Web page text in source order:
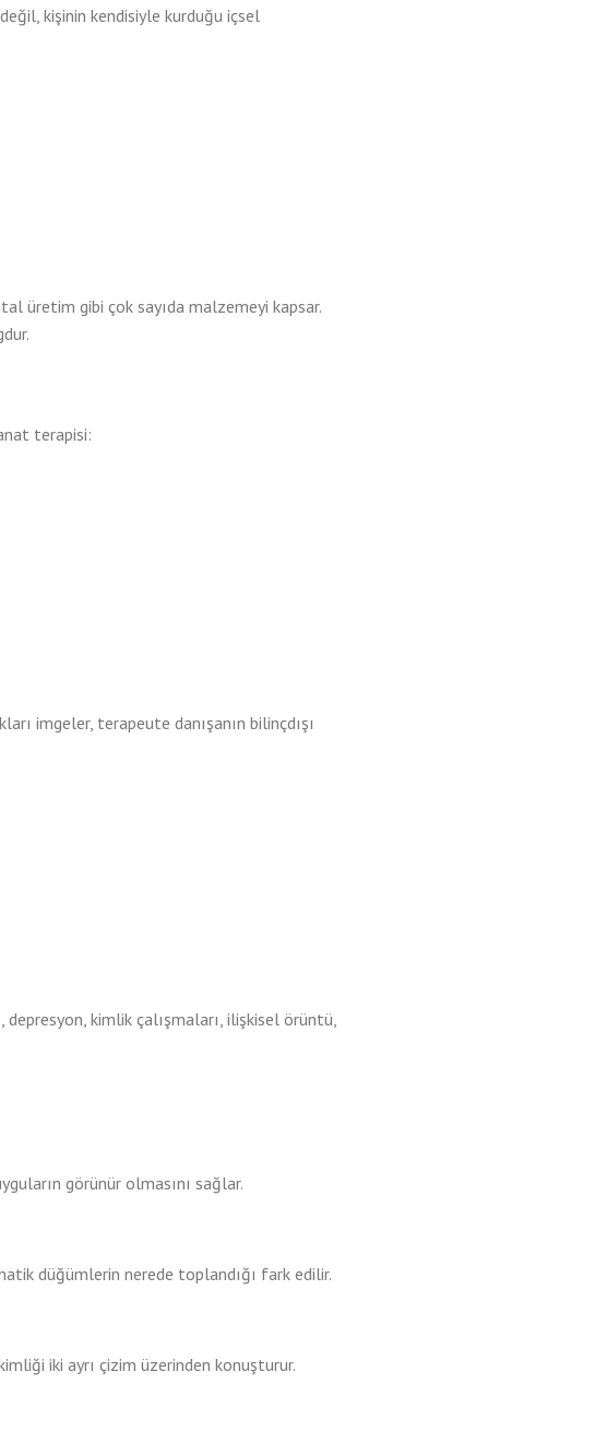
kişinin kendisiyle kurduğu içsel
üretim gibi çok sayıda malzemeyi kapsar.
terapisi:
imgeler, terapeute danışanın bilinçdışı
kimlik çalışmaları, ilişkisel örüntü,
görünür olmasını sağlar.
düğümlerin nerede toplandığı fark edilir.
iki ayrı çizim üzerinden konuşturur.